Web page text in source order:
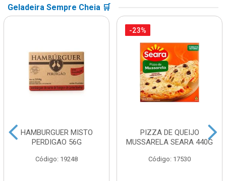
Geladeira Sempre Cheia 🛒
HAMBURGUER MISTO
PERDIGAO 56G
Código: 19248
-23%
PIZZA DE QUEIJO
MUSSARELA SEARA 440G
Código: 17530